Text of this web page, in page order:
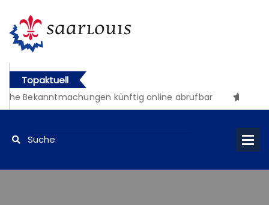
Topaktuell
Bekanntmachungen künftig online abrufbar